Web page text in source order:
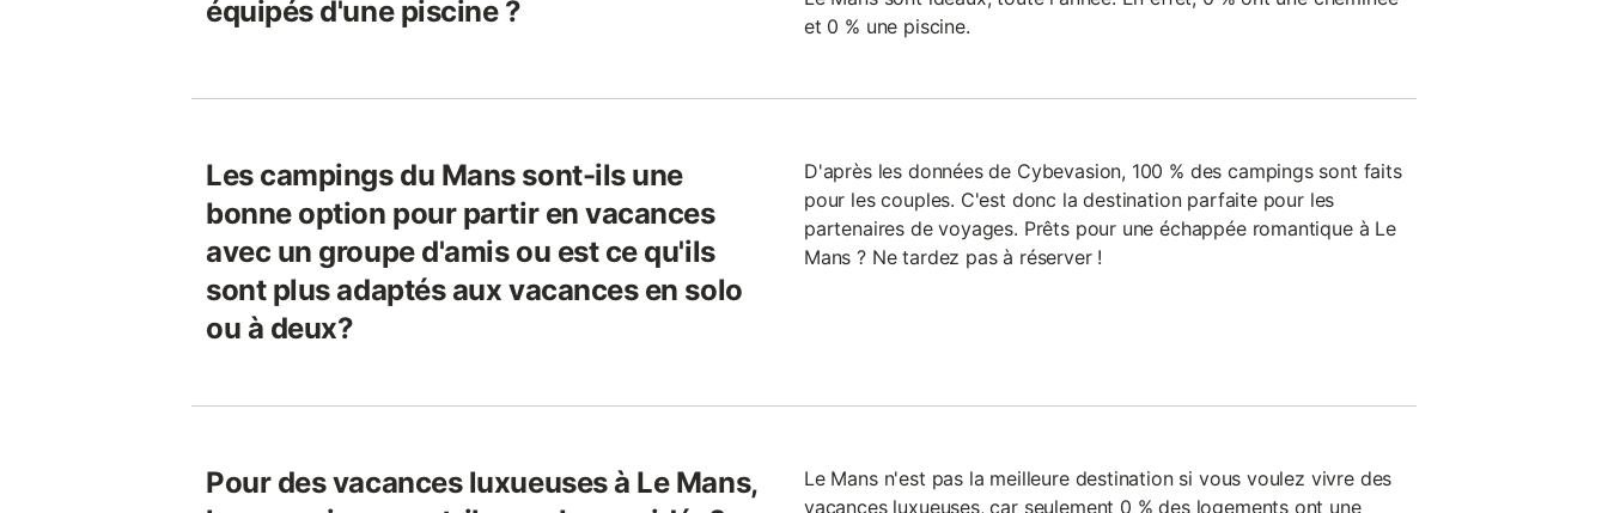
équipés d'une piscine ?
et 0 % une piscine.
Les campings du Mans sont-ils une
bonne option pour partir en vacances
avec un groupe d'amis ou est ce qu'ils
sont plus adaptés aux vacances en solo
ou à deux?
D'après les données de Cybevasion, 100 % des campings sont faits
pour les couples. C'est donc la destination parfaite pour les
partenaires de voyages. Prêts pour une échappée romantique à Le
Mans ? Ne tardez pas à réserver !
Pour des vacances luxueuses à Le Mans,
Le Mans n'est pas la meilleure destination si vous voulez vivre des
vacances luxueuses, car seulement 0 % des logements ont une